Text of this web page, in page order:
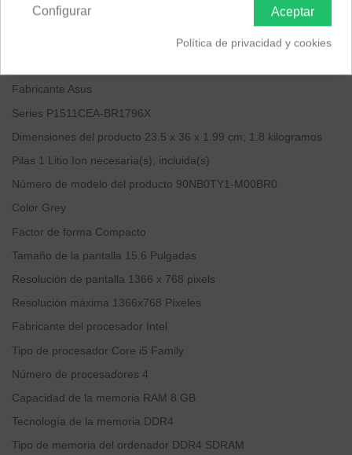
Tarjeta gráfica integrada Intel Iris Xe Graphics
Sistema Operativo: Windows 11 Pro
Fabricante ‎Asus
Series ‎P1511CEA-BR1796X
Dimensiones del producto ‎23.5 x 36 x 1.99 cm; 1.8 kilogramos
Pilas ‎1 Litio Ion necesaria(s), incluida(s)
Número de modelo del producto ‎90NB0TY1-M00BR0
Color ‎Grey
Factor de forma ‎Compacto
Tamaño de la pantalla ‎15.6 Pulgadas
Resolución de pantalla ‎1366 x 768 pixels
Resolución máxima ‎1366x768 Píxeles
Fabricante del procesador ‎Intel
Tipo de procesador ‎Core i5 Family
Número de procesadores ‎4
Capacidad de la memoria RAM ‎8 GB
Tecnología de la memoria ‎DDR4
Tipo de memoria del ordenador ‎DDR4 SDRAM
Aceptar
Configurar
Política de privacidad y cookies